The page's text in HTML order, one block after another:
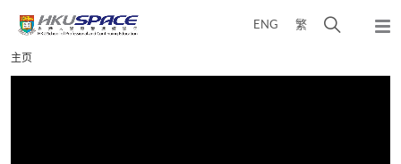
content
ENG 繁
弹
Main
content
主页